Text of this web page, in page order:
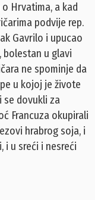
Hrvatima, a kad
podvije rep.
Gavrilo i upucao
bolestan u glavi
ne spominje da
u kojoj je živote
se dovukli za
Francuza okupirali
hrabrog soja, i
i u sreći i nesreći